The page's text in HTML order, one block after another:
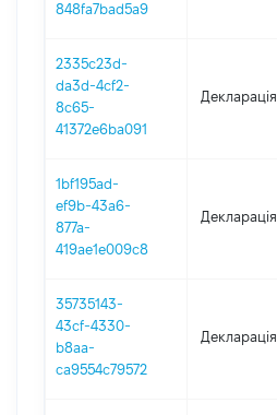
848fa7bad5a9
2335c23d-
da3d-4cf2-
8c65-
41372e6ba091
Декларація
1bf195ad-
ef9b-43a6-
877a-
419ae1e009c8
Декларація
35735143-
43cf-4330-
b8aa-
ca9554c79572
Декларація